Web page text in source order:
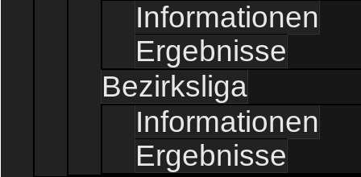
Informationen
Ergebnisse
Bezirksliga
Informationen
Ergebnisse